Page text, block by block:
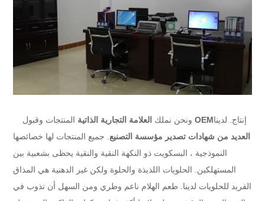
ونحن نملك العلامة التجارية الذاتية المنتجات وقبول OEMإنتاج. لدينا
العديد من شهادات تصدير مؤسسة التصنيع . جميع المنتجات لها خصائصها
النموذجية ، البسكويت ذو النكهة النقية والنقية يحظى بشعبية بين
المستهلكين. الحلويات اللذيذة والحلوة ولكن غير الدهنية هي المذاق
الفريد للحلويات لدينا. طعم الهلام ناعم وطري ومن السهل أن تذوب في